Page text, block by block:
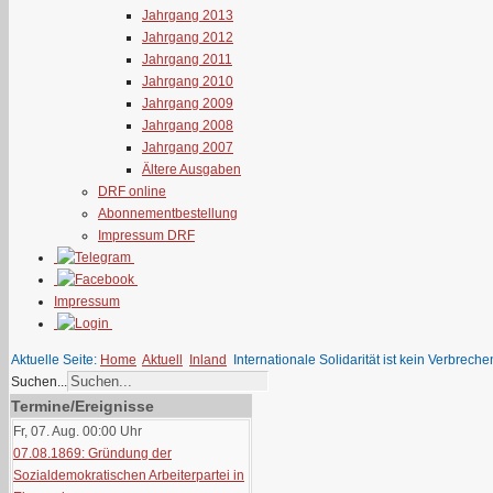
Jahrgang 2013
Jahrgang 2012
Jahrgang 2011
Jahrgang 2010
Jahrgang 2009
Jahrgang 2008
Jahrgang 2007
Ältere Ausgaben
DRF online
Abonnementbestellung
Impressum DRF
Impressum
Aktuelle Seite: Home Aktuell Inland
Internationale Solidarität ist kein
Suchen...
Termine/Ereignisse
Fr, 07. Aug. 00:00 Uhr
07.08.1869: Gründung der
Sozialdemokratischen Arbeiterpartei in